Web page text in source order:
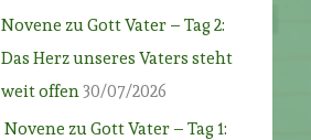
Novene zu Gott Vater – Tag 2:
Das Herz unseres Vaters steht
weit offen30/07/2026
Novene zu Gott Vater – Tag 1: